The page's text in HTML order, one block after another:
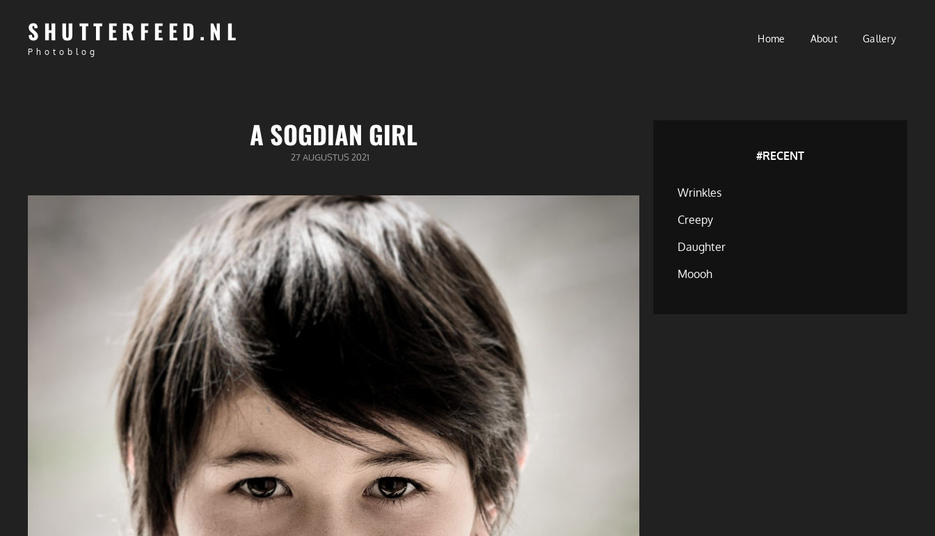
SHUTTERFEED.NL
Photoblog
Home About Gallery
A SOGDIAN GIRL
GEPUBLICEERD
27 AUGUSTUS 2021 #RECENT
Wrinkles
Creepy
Daughter
Moooh